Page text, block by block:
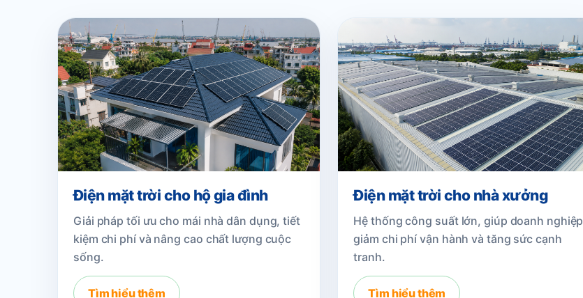
Điện mặt trời cho hộ gia đình
Giải pháp tối ưu cho mái nhà dân dụng, tiết
kiệm chi phí và nâng cao chất lượng cuộc
sống.
Tìm hiểu thêm
Điện mặt trời cho nhà xưởng
Hệ thống công suất lớn, giúp doanh nghiệp
giảm chi phí vận hành và tăng sức cạnh
tranh.
Tìm hiểu thêm